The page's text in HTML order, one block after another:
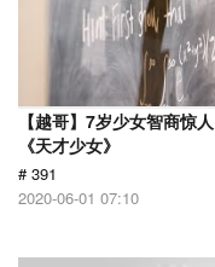
【越哥】7岁少女智商惊
《天才少女》
# 391
2020-06-01 07:10